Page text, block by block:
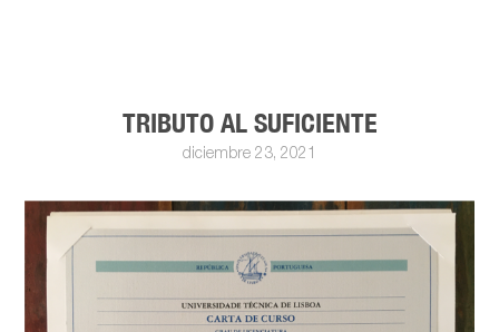
TRIBUTO AL SUFICIENTE
diciembre 23, 2021